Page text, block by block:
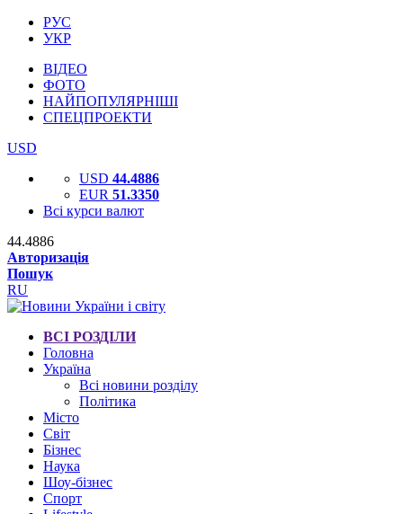
РУС
УКР
ВІДЕО
ФОТО
НАЙПОПУЛЯРНІШІ
СПЕЦПРОЕКТИ
USD
USD 44.4886
EUR 51.3350
Всі курси валют
44.4886
Авторизація
Пошук
RU
ВСІ РОЗДІЛИ
Головна
Україна
Всі новини розділу
Політика
Місто
Світ
Бізнес
Наука
Шоу-бізнес
Спорт